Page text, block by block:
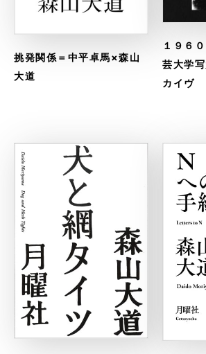
挑発関係＝中平卓馬×森山
大道
１９６
芸大学
カイヴ